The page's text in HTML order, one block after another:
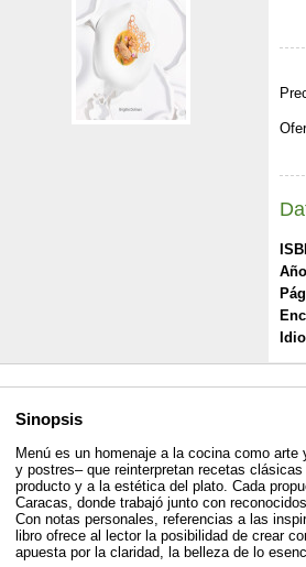
Sinopsis
Menú es un homenaje a la cocina como
y postres– que reinterpretan recetas
producto y a la estética del plato. Cada
Caracas, donde trabajó junto con
Con notas personales, referencias a las
libro ofrece al lector la posibilidad de crear
apuesta por la claridad, la belleza de lo